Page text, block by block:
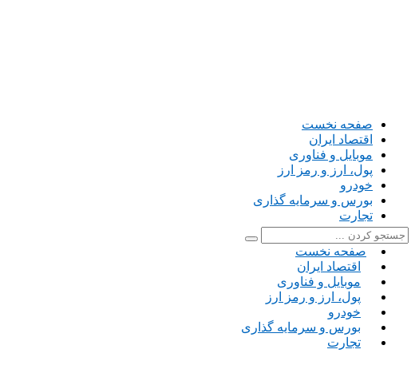
صفحه نخست
اقتصاد ایران
موبایل و فناوری
پول، ارز و رمز ارز
خودرو
بورس و سرمایه گذاری
تجارت
صفحه نخست
اقتصاد ایران
موبایل و فناوری
پول، ارز و رمز ارز
خودرو
بورس و سرمایه گذاری
تجارت